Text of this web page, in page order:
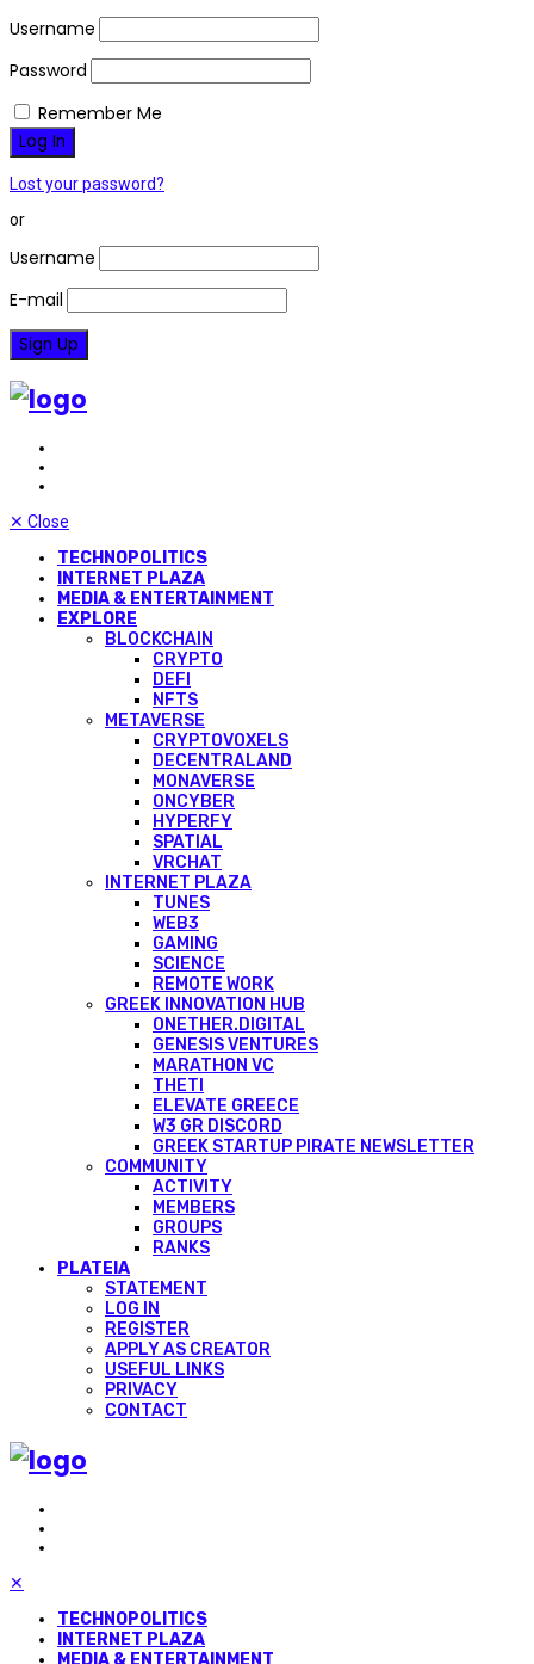
Username
Password
Remember Me
Lost your password?
or
Username
E-mail
✕ Close
TECHNOPOLITICS
INTERNET PLAZA
MEDIA & ENTERTAINMENT
EXPLORE
BLOCKCHAIN
CRYPTO
DEFI
NFTS
METAVERSE
CRYPTOVOXELS
DECENTRALAND
MONAVERSE
ONCYBER
HYPERFY
SPATIAL
VRCHAT
INTERNET PLAZA
TUNES
WEB3
GAMING
SCIENCE
REMOTE WORK
GREEK INNOVATION HUB
ONETHER.DIGITAL
GENESIS VENTURES
MARATHON VC
THETI
ELEVATE GREECE
W3 GR DISCORD
GREEK STARTUP PIRATE NEWSLETTER
COMMUNITY
ACTIVITY
MEMBERS
GROUPS
RANKS
PLATEIA
STATEMENT
LOG IN
REGISTER
APPLY AS CREATOR
USEFUL LINKS
PRIVACY
CONTACT
✕
TECHNOPOLITICS
INTERNET PLAZA